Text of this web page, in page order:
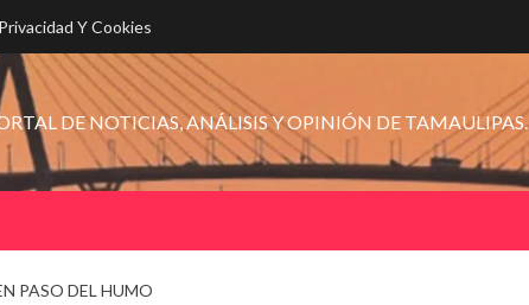
Y Cookies
DE NOTICIAS, ANÁLISIS Y OPINIÓN DE TAMAULIPAS.
PASO DEL HUMO